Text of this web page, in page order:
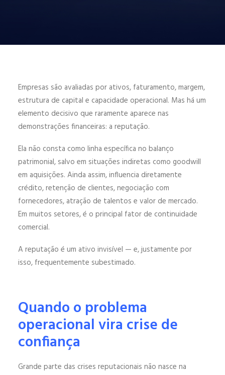
Empresas são avaliadas por ativos, faturamento, margem,
estrutura de capital e capacidade operacional. Mas há um
elemento decisivo que raramente aparece nas
demonstrações financeiras: a reputação.
Ela não consta como linha específica no balanço
patrimonial, salvo em situações indiretas como goodwill
em aquisições. Ainda assim, influencia diretamente
crédito, retenção de clientes, negociação com
fornecedores, atração de talentos e valor de mercado.
Em muitos setores, é o principal fator de continuidade
comercial.
A reputação é um ativo invisível — e, justamente por
isso, frequentemente subestimado.
Quando o problema
operacional vira crise de
confiança
Grande parte das crises reputacionais não nasce na